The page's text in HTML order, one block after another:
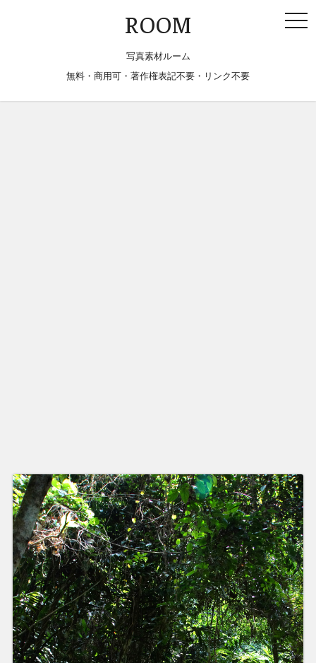
ROOM
写真素材ルーム
無料・商用可・著作権表記不要・リンク不要